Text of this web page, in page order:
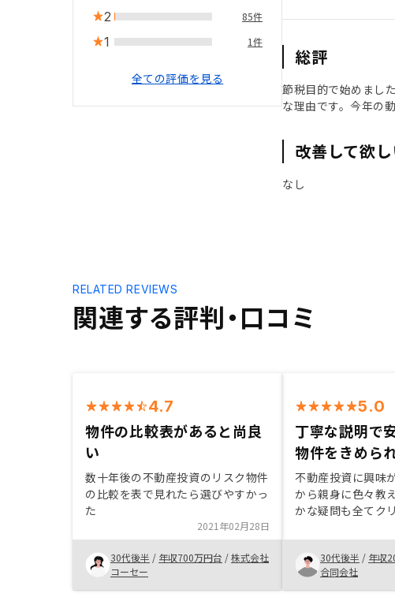
2 85件
1 1件
全ての評価を見る
総評
節税目的で始めまし
な理由です。今年の
改善して欲
なし
関連する評判・口コミ
RELATED REVIEWS
4.7
物件の比較表があると尚良
い
数十年後の不動産投資のリスク物件
の比較を表で見れたら選びやすかっ
た
2021年02月28日
30代後半 / 年収700万円台 /株式会社
コーセー
5.0
丁寧な説明で
物件をきめら
不動産投資に興味
から親身に色々教
かな疑問も全てク
めていけました。
動産投資を始めま
な物件が節税効
丁寧に説明いただ
進めることができ
30代後半 / 年収
合同会社